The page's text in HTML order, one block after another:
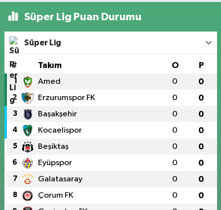
Süper Lig Puan Durumu
Süper Lig
# Takım O P
1 Amed 0 0
2 Erzurumspor FK 0 0
3 Başakşehir 0 0
4 Kocaelispor 0 0
5 Beşiktaş 0 0
6 Eyüpspor 0 0
7 Galatasaray 0 0
8 Çorum FK 0 0